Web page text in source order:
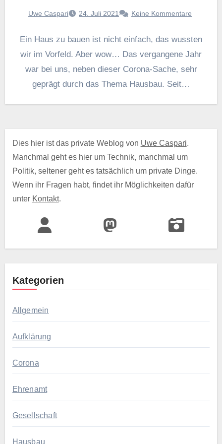
Uwe Caspari 24. Juli 2021 Keine Kommentare
Ein Haus zu bauen ist nicht einfach, das wussten
wir im Vorfeld. Aber wow… Das vergangene Jahr
war bei uns, neben dieser Corona-Sache, sehr
geprägt durch das Thema Hausbau. Seit…
Dies hier ist das private Weblog von Uwe Caspari.
Manchmal geht es hier um Technik, manchmal um
Politik, seltener geht es tatsächlich um private Dinge.
Wenn ihr Fragen habt, findet ihr Möglichkeiten dafür
unter Kontakt.
Kategorien
Allgemein
Aufklärung
Corona
Ehrenamt
Gesellschaft
Hausbau